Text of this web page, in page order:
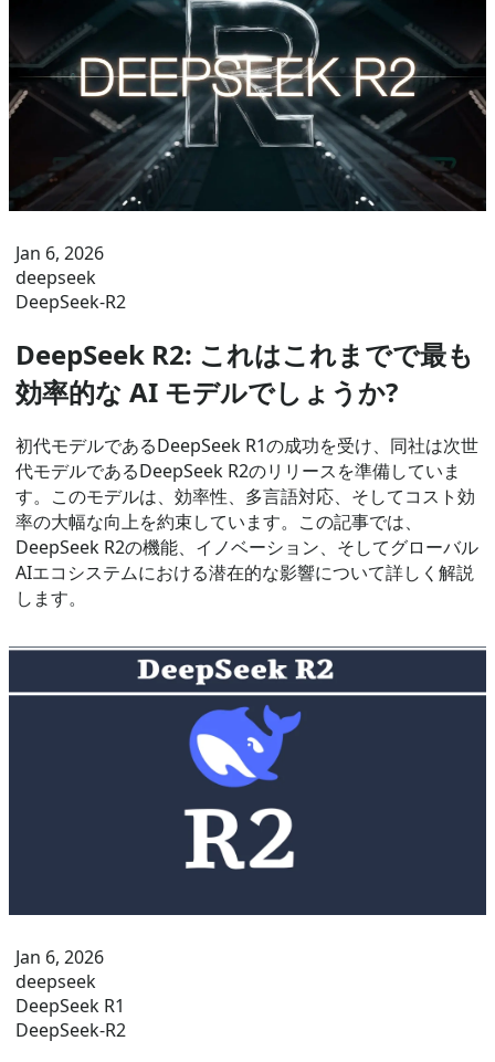
Jan 6, 2026
deepseek
DeepSeek-R2
DeepSeek R2: これはこれまでで最も
効率的な AI モデルでしょうか?
初代モデルであるDeepSeek R1の成功を受け、同社は次世
代モデルであるDeepSeek R2のリリースを準備していま
す。このモデルは、効率性、多言語対応、そしてコスト効
率の大幅な向上を約束しています。この記事では、
DeepSeek R2の機能、イノベーション、そしてグローバル
AIエコシステムにおける潜在的な影響について詳しく解説
します。
Jan 6, 2026
deepseek
DeepSeek R1
DeepSeek-R2